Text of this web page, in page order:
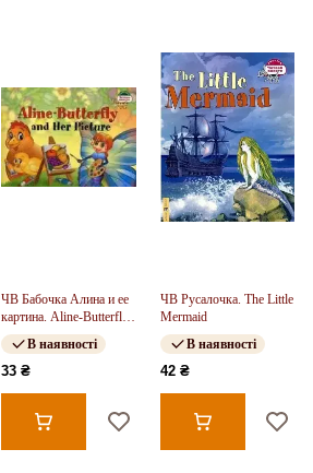
ЧВ Бабочка Алина и ее
картина. Aline-Butterfly
and Her Picture
В наявності
33 ₴
ЧВ Русалочка. The Little
Mermaid
В наявності
42 ₴